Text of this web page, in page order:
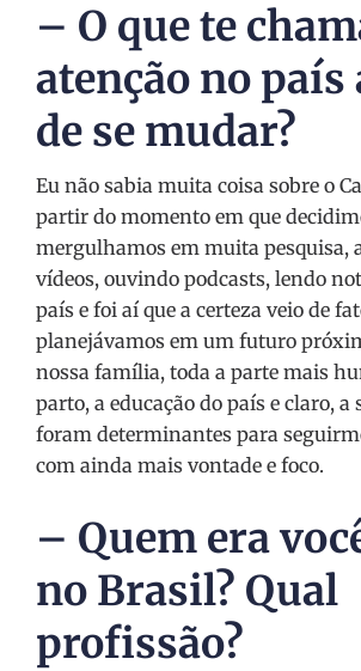
– O que te
atenção no país
de se mudar?
Eu não sabia muita coisa sobre o
partir do momento em que
mergulhamos em muita pesquisa,
vídeos, ouvindo podcasts, lendo
país e foi aí que a certeza veio de
planejávamos em um futuro
nossa família, toda a parte mais
parto, a educação do país e claro, a
foram determinantes para
com ainda mais vontade e foco.
– Quem era
no Brasil? Qual
profissão?